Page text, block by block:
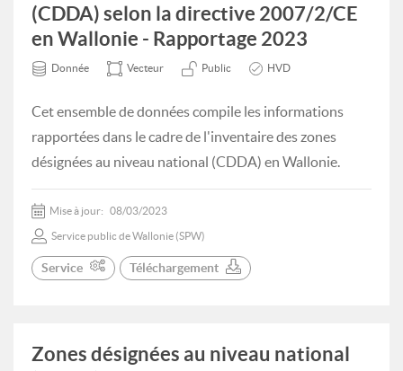
(CDDA) selon la directive 2007/2/CE
en Wallonie - Rapportage 2023
Donnée Vecteur Public HVD
Cet ensemble de données compile les informations
rapportées dans le cadre de l'inventaire des zones
désignées au niveau national (CDDA) en Wallonie.
Mise à jour: 08/03/2023
Service public de Wallonie (SPW)
Service Téléchargement
Zones désignées au niveau national